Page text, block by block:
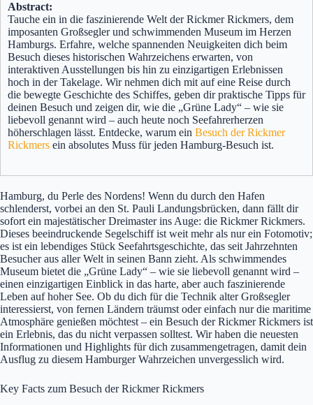
Abstract:
Tauche ein in die faszinierende Welt der Rickmer Rickmers, dem
imposanten Großsegler und schwimmenden Museum im Herzen
Hamburgs. Erfahre, welche spannenden Neuigkeiten dich beim
Besuch dieses historischen Wahrzeichens erwarten, von
interaktiven Ausstellungen bis hin zu einzigartigen Erlebnissen
hoch in der Takelage. Wir nehmen dich mit auf eine Reise durch
die bewegte Geschichte des Schiffes, geben dir praktische Tipps für
deinen Besuch und zeigen dir, wie die „Grüne Lady“ – wie sie
liebevoll genannt wird – auch heute noch Seefahrerherzen
höherschlagen lässt. Entdecke, warum ein Besuch der Rickmer
Rickmers ein absolutes Muss für jeden Hamburg-Besuch ist.
Hamburg, du Perle des Nordens! Wenn du durch den Hafen
schlenderst, vorbei an den St. Pauli Landungsbrücken, dann fällt dir
sofort ein majestätischer Dreimaster ins Auge: die Rickmer Rickmers.
Dieses beeindruckende Segelschiff ist weit mehr als nur ein Fotomotiv;
es ist ein lebendiges Stück Seefahrtsgeschichte, das seit Jahrzehnten
Besucher aus aller Welt in seinen Bann zieht. Als schwimmendes
Museum bietet die „Grüne Lady“ – wie sie liebevoll genannt wird –
einen einzigartigen Einblick in das harte, aber auch faszinierende
Leben auf hoher See. Ob du dich für die Technik alter Großsegler
interessierst, von fernen Ländern träumst oder einfach nur die maritime
Atmosphäre genießen möchtest – ein Besuch der Rickmer Rickmers ist
ein Erlebnis, das du nicht verpassen solltest. Wir haben die neuesten
Informationen und Highlights für dich zusammengetragen, damit dein
Ausflug zu diesem Hamburger Wahrzeichen unvergesslich wird.
Key Facts zum Besuch der Rickmer Rickmers